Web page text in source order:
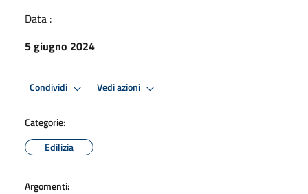
Data :
5 giugno 2024
Condividi Vedi azioni
Categorie:
Edilizia
Argomenti: